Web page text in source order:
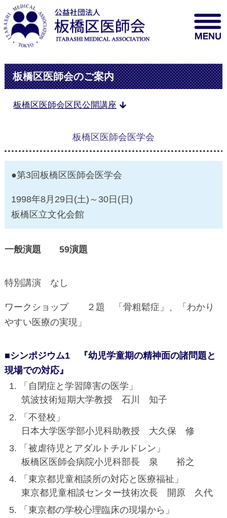
板橋区医師会のご案内
板橋区医師会区民公開講座
板橋区医師会医学会
●第3回板橋区医師会医学会
1998年8月29日(土)～30日(日)
板橋区立文化会館
一般演題 59演題
特別講演 なし
ワークショップ ２題 「骨粗鬆症」、「わかり
やすい医療の実現」
■シンポジウム1 『幼児学童期の精神面の諸問題と
現場での対応』
「自閉症と学習障害の医学」
筑波技術短期大学教授 石川 知子
「不登校」
日本大学医学部小児科助教授 大久保 修
「被虐待児とアダルトチルドレン」
板橋区医師会病院小児科部長 泉 裕之
「東京都児童相談所の対応と医療福祉」
東京都児童相談センター技術次長 開原 久代
「東京都の学校心理臨床の現場から」